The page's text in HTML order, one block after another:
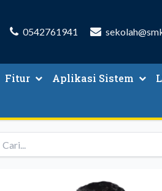
0542761941
Fitur Aplikasi Sistem